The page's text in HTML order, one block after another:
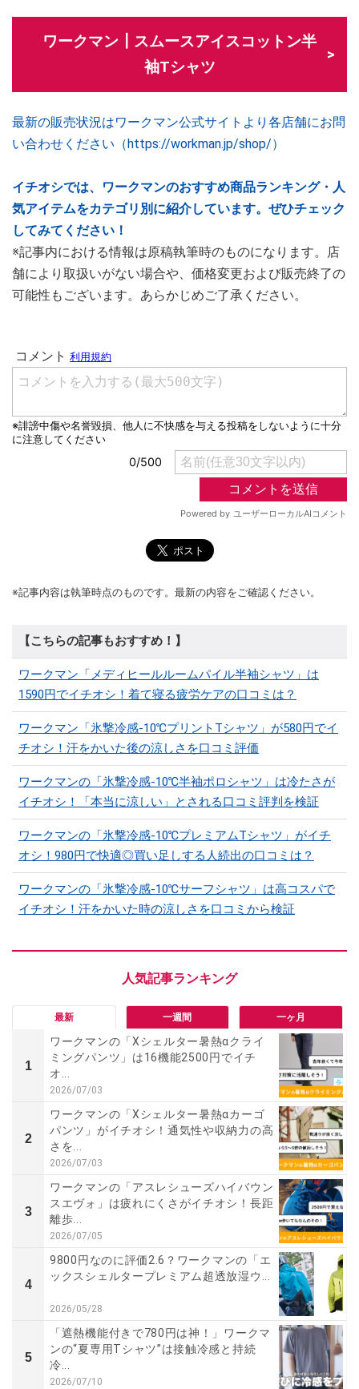
ワークマン┃スムースアイスコットン半
袖Tシャツ
最新の販売状況はワークマン公式サイトより各店舗にお問
い合わせください（https://workman.jp/shop/）
イチオシでは、ワークマンのおすすめ商品ランキング・人
気アイテムをカテゴリ別に紹介しています。ぜひチェック
してみてください！
※記事内における情報は原稿執筆時のものになります。店
舗により取扱いがない場合や、価格変更および販売終了の
可能性もございます。あらかじめご了承ください。
※記事内容は執筆時点のものです。最新の内容をご確認ください。
【こちらの記事もおすすめ！】
ワークマン「メディヒールルームパイル半袖シャツ」は
1590円でイチオシ！着て寝る疲労ケアの口コミは？
ワークマン「氷撃冷感-10℃プリントTシャツ」が580円でイ
チオシ！汗をかいた後の涼しさを口コミ評価
ワークマンの「氷撃冷感-10℃半袖ポロシャツ」は冷たさが
イチオシ！「本当に涼しい」とされる口コミ評判を検証
ワークマンの「氷撃冷感-10℃プレミアムTシャツ」がイチ
オシ！980円で快適◎買い足しする人続出の口コミは？
ワークマンの「氷撃冷感-10℃サーフシャツ」は高コスパで
イチオシ！汗をかいた時の涼しさを口コミから検証
最新 一週間 一ヶ月
1
ワークマンの「Xシェルター暑熱αクライ
ミングパンツ」は16機能2500円でイチ
オ...
2026/07/03
2
ワークマンの「Xシェルター暑熱αカーゴ
パンツ」がイチオシ！通気性や収納力の高
さを...
2026/07/03
3
ワークマンの「アスレシューズハイバウン
スエヴォ」は疲れにくさがイチオシ！長距
離歩...
2026/07/05
4
9800円なのに評価2.6？ワークマンの「エ
ックスシェルタープレミアム超透放湿ウ...
2026/05/28
5
「遮熱機能付きで780円は神！」ワークマ
ンの“夏専用Tシャツ”は接触冷感と持続
冷...
2026/07/10